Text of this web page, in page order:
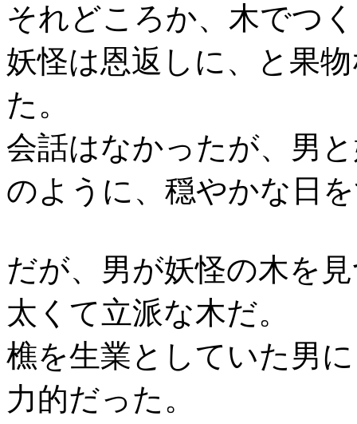
それどころか、木でつ
妖怪は恩返しに、と果
た。
会話はなかったが、男
のように、穏やかな日
だが、男が妖怪の木を
太くて立派な木だ。
樵を生業としていた男
力的だった。